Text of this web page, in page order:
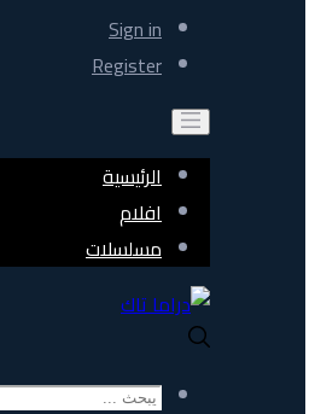
Sign in
Register
الرئيسية
افلام
مسلسلات
Search